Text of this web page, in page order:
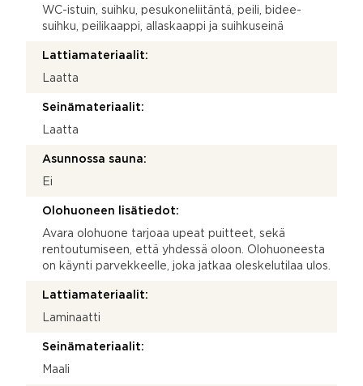
WC-istuin, suihku, pesukoneliitäntä, peili, bidee-
suihku, peilikaappi, allaskaappi ja suihkuseinä
Lattiamateriaalit:
Laatta
Seinämateriaalit:
Laatta
Asunnossa sauna:
Ei
Olohuoneen lisätiedot:
Avara olohuone tarjoaa upeat puitteet, sekä
rentoutumiseen, että yhdessä oloon. Olohuoneesta
on käynti parvekkeelle, joka jatkaa oleskelutilaa ulos.
Lattiamateriaalit:
Laminaatti
Seinämateriaalit:
Maali